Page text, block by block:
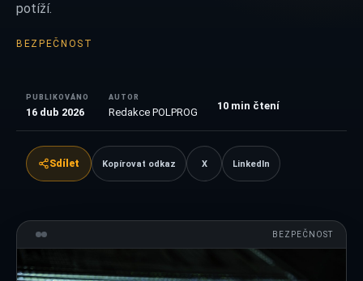
potíží.
BEZPEČNOST
PUBLIKOVÁNO
16 dub 2026
AUTOR
Redakce POLPROG
10 min čtení
Sdílet Kopírovat odkaz X LinkedIn
BEZPEČNOST